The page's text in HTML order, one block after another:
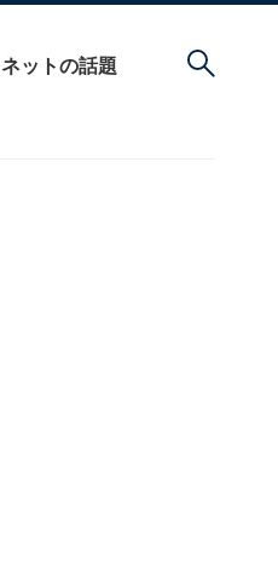
ネットの話題